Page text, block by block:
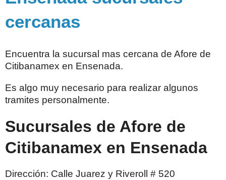
cercanas
Encuentra la sucursal mas cercana de Afore de
Citibanamex en Ensenada.
Es algo muy necesario para realizar algunos
tramites personalmente.
Sucursales de Afore de
Citibanamex en Ensenada
Dirección: Calle Juarez y Riveroll # 520